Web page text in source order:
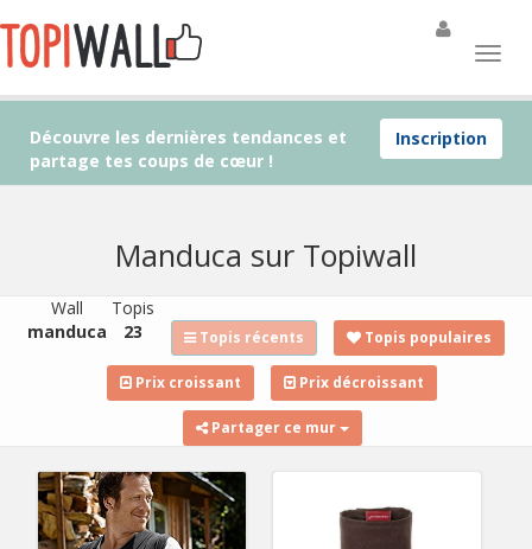
Inscription
Découvre les dernières tendances et
partage tes coups de cœur !
Manduca sur Topiwall
Wall
manduca
Topis
23
Topis récents Topis populaires
Prix croissant Prix décroissant
Partager ce mur